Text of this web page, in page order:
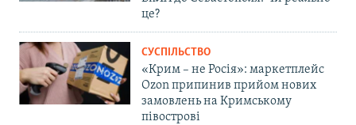
це?
СУСПІЛЬСТВО
«Крим – не Росія»: маркетплейс
Ozon припинив прийом нових
замовлень на Кримському
півострові